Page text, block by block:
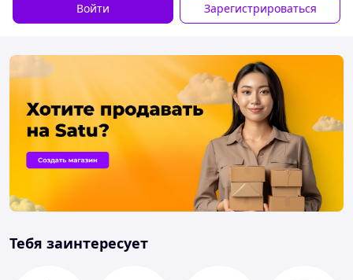
Войти Зарегистрироваться
Тебя заинтересует